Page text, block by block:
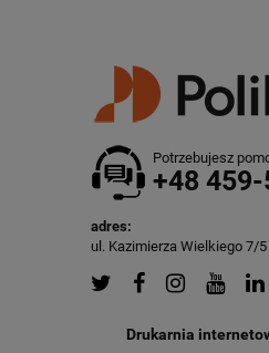
Potrzebujesz
+48
adres:
ul. Kazimierza Wielkiego 7/
Drukarnia